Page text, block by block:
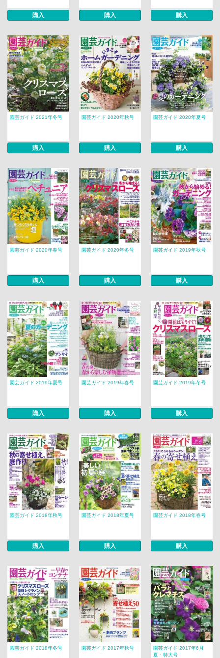
購入 購入 購入
園芸ガイド 2021年冬号
購入
園芸ガイド 2020年秋号
購入
園芸ガイド 2020年夏号
購入
園芸ガイド 2020年春号
購入
園芸ガイド 2020年冬号
購入
園芸ガイド 2019年秋号
購入
園芸ガイド 2019年夏号
購入
園芸ガイド 2019年春号
購入
園芸ガイド 2019年冬号
購入
園芸ガイド 2018年秋号
購入
園芸ガイド 2018年夏号
購入
園芸ガイド 2018年春号
購入
園芸ガイド 2018年冬号 園芸ガイド 2017年秋号
園芸ガイド 2017年6月
夏・特大号